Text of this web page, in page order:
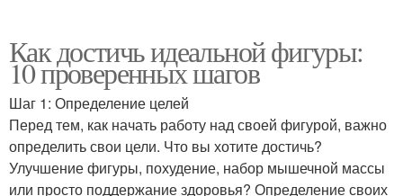
Как достичь идеальной фигуры:
10 проверенных шагов
Шаг 1: Определение целей
Перед тем, как начать работу над своей фигурой, важно
определить свои цели. Что вы хотите достичь?
Улучшение фигуры, похудение, набор мышечной массы
или просто поддержание здоровья? Определение своих